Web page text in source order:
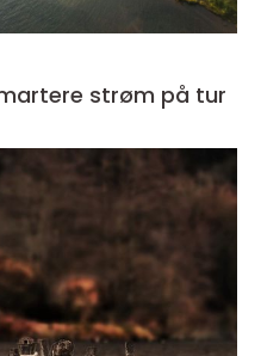
strøm på tur